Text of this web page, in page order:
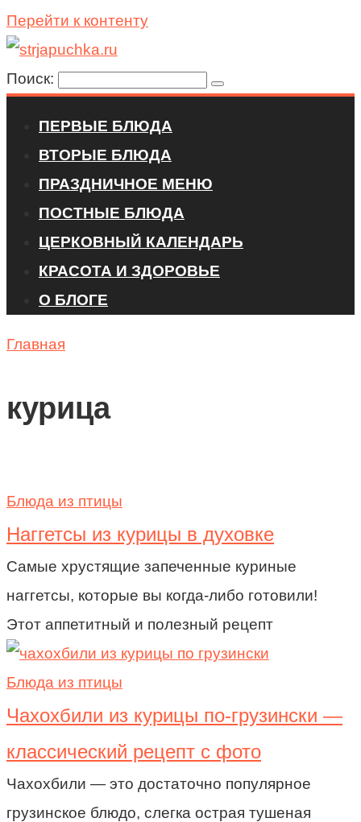
Перейти к контенту
Поиск:
ПЕРВЫЕ БЛЮДА
ВТОРЫЕ БЛЮДА
ПРАЗДНИЧНОЕ МЕНЮ
ПОСТНЫЕ БЛЮДА
ЦЕРКОВНЫЙ КАЛЕНДАРЬ
КРАСОТА И ЗДОРОВЬЕ
О БЛОГЕ
Главная
курица
Блюда из птицы
Наггетсы из курицы в духовке
Самые хрустящие запеченные куриные
наггетсы, которые вы когда-либо готовили!
Этот аппетитный и полезный рецепт
Блюда из птицы
Чахохбили из курицы по-грузински —
классический рецепт с фото
Чахохбили — это достаточно популярное
грузинское блюдо, слегка острая тушеная